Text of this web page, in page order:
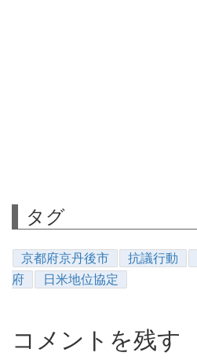
タグ
京都府京丹後市 抗議行動
府
日米地位協定
コメントを残す